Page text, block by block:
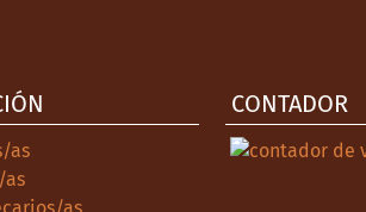
as
as
as
CONTADOR